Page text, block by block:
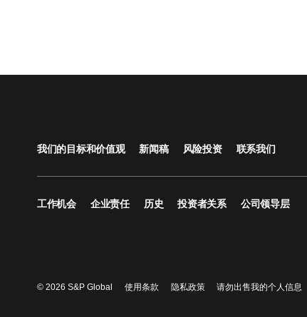
我们的目标和价值观 新闻稿 风险投资 联系我们
工作机会 企业责任 历史 投资者关系 公司领导层
© 2026 S&P Global 使用条款 隐私政策 请勿出售我的个人信息